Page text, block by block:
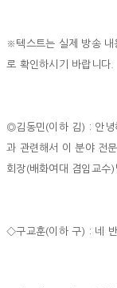
※텍스트는 실제 방송 내
로 확인하시기 바랍니다.
◎김동민(이하 김) : 안녕
과 관련해서 이 분야 전
회장(배화여대 겸임교수)
◇구교훈(이하 구) : 네 반